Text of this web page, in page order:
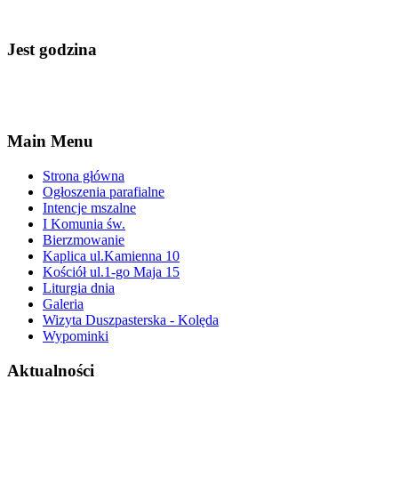
Jest godzina
Main Menu
Strona główna
Ogłoszenia parafialne
Intencje mszalne
I Komunia św.
Bierzmowanie
Kaplica ul.Kamienna 10
Kościół ul.1-go Maja 15
Liturgia dnia
Galeria
Wizyta Duszpasterska - Kolęda
Wypominki
Aktualności